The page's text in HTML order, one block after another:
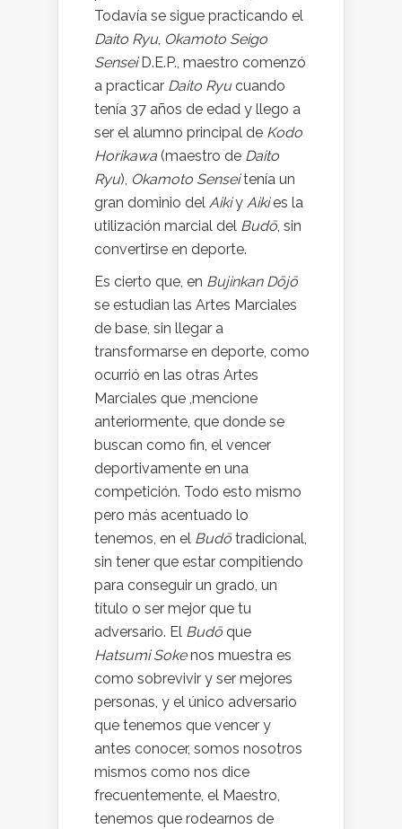
Todavía se sigue practicando el
Daito Ryu, Okamoto Seigo
Sensei D.E.P., maestro comenzó
a practicar Daito Ryucuando
tenía 37 años de edad y llego a
ser el alumno principal de Kodo
Horikawa (maestro de Daito
Ryu), Okamoto Senseitenía un
gran dominio del Aikiy Aikies la
utilización marcial del Budō, sin
convertirse en deporte.
Es cierto que, en Bujinkan Dōjō
se estudian las Artes Marciales
de base, sin llegar a
transformarse en deporte, como
ocurrió en las otras Artes
Marciales que ,mencione
anteriormente, que donde se
buscan como fin, el vencer
deportivamente en una
competición. Todo esto mismo
pero más acentuado lo
tenemos, en el Budō tradicional,
sin tener que estar compitiendo
para conseguir un grado, un
título o ser mejor que tu
adversario. El Budō que
Hatsumi Sokenos muestra es
como sobrevivir y ser mejores
personas, y el único adversario
que tenemos que vencer y
antes conocer, somos nosotros
mismos como nos dice
frecuentemente, el Maestro,
tenemos que rodearnos de